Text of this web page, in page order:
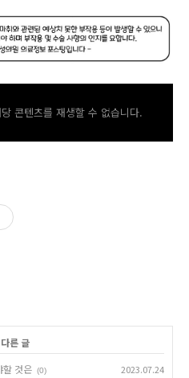
콘텐츠를 재생할 수 없습니다.
른 글
할 것은 (0) 2023.07.24